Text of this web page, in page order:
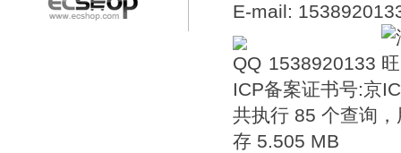
E-mail:
1538920133
ICP备案证书号:京
共执行 85 个查询
存 5.505 MB